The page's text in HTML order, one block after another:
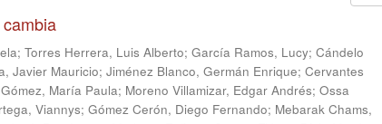
; Torres Herrera, Luis Alberto; García Ramos, Lucy; Cándelo
Javier Mauricio; Jiménez Blanco, Germán Enrique; Cervantes
María Paula; Moreno Villamizar, Edgar Andrés; Ossa
Viannys; Gómez Cerón, Diego Fernando; Mebarak Chams,